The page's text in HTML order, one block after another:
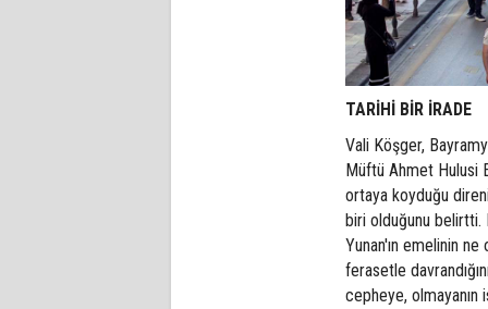
TARİHİ BİR İRADE
Vali Köşger,
Müftü Ahmet Hulusi
ortaya koyduğu
biri olduğunu belirtti.
Yunan'ın emelinin
ferasetle
cepheye, olmayanın